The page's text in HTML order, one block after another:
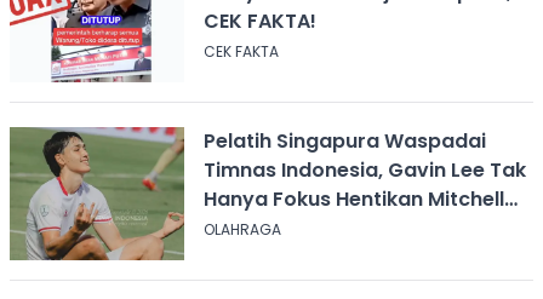
CEK FAKTA!
CEK FAKTA
Pelatih Singapura Waspadai
Timnas Indonesia, Gavin Lee Tak
Hanya Fokus Hentikan Mitchell
Baker
OLAHRAGA